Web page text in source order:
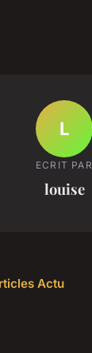
L
ECRIT PAR
louise
Actu